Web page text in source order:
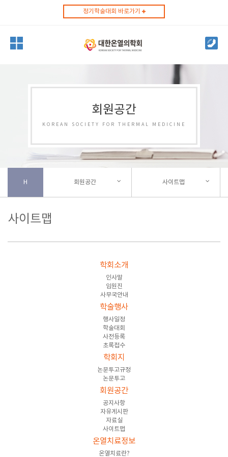
정기학술대회 바로가기
회원공간
KOREAN SOCIETY FOR THERMAL MEDICINE
H 회원공간 사이트맵
사이트맵
학회소개
인사말
임원진
사무국안내
학술행사
행사일정
학술대회
사전등록
초록접수
학회지
논문투고규정
논문투고
회원공간
공지사항
자유게시판
자료실
사이트맵
온열치료정보
온열치료란?